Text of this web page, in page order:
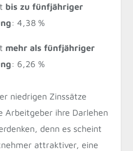
bis zu fünfjähriger
: 4,38 %
mehr als fünfjähriger
: 6,26 %
niedrigen Zinssätze
Arbeitgeber ihre Darlehen
denn es scheint
attraktiver, eine